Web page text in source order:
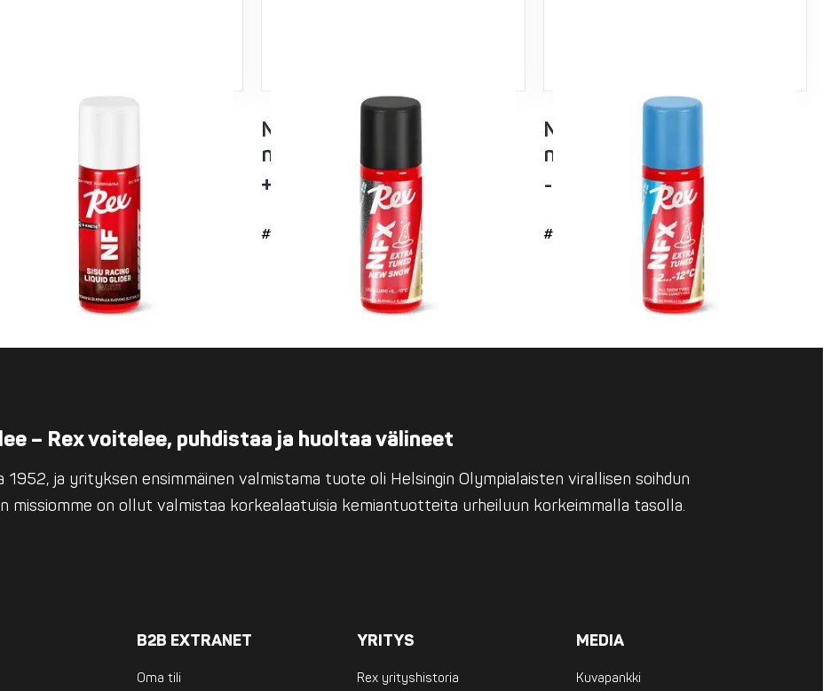
Sisu Valkoinen
60ml
lämpötila-alueet
NFX Musta Extra Tuned
nesteluisto – uusi lumi
+5…-10°C
#4737
NFX Sininen Extra Tuned
nesteluisto
-2…-12°C
#4736
– Rex voitelee, puhdistaa ja huoltaa välineet
ja yrityksen ensimmäinen valmistama tuote oli Helsingin Olympialaisten virallisen soihdun
missiomme on ollut valmistaa korkealaatuisia kemiantuotteita urheiluun korkeimmalla tasolla.
B2B EXTRANET
Oma tili
YRITYS
Rex yrityshistoria
MEDIA
Kuvapankki